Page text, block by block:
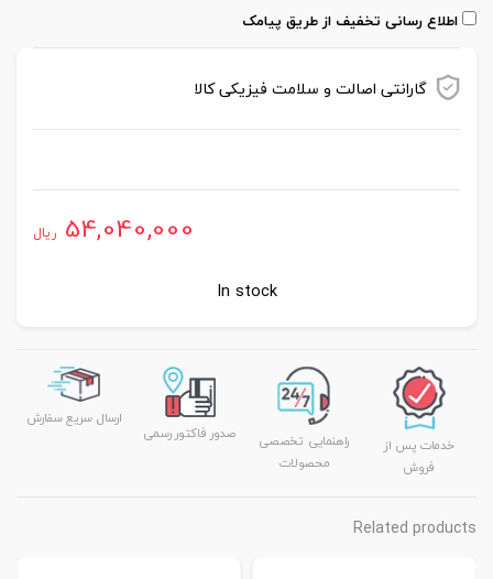
اطلاع رسانی تخفیف از طریق پیامک
گارانتی اصالت و سلامت فیزیکی کالا
54,040,000 ریال
In stock
خدمات پس از
فروش
راهنمایی تخصصی
محصولات
صدور فاکتور رسمی
ارسال سریع سفارش
Related products